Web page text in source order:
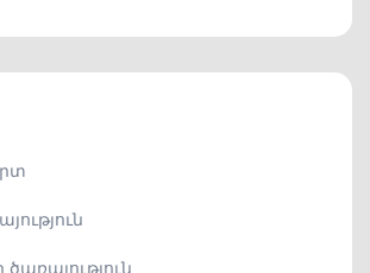
ծառայություն